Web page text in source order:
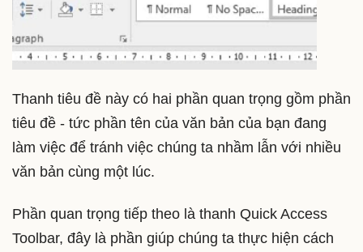
Thanh tiêu đề này có hai phần quan trọng gồm phần
tiêu đề - tức phần tên của văn bản của bạn đang
làm việc để tránh việc chúng ta nhầm lẫn với nhiều
văn bản cùng một lúc.
Phần quan trọng tiếp theo là thanh Quick Access
Toolbar, đây là phần giúp chúng ta thực hiện cách